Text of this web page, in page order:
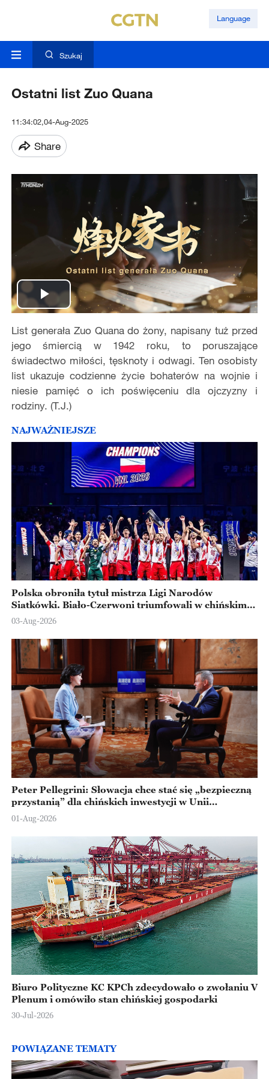
Language
Szukaj
Ostatni list Zuo Quana
11:34:02,04-Aug-2025
Share
Play
Video
List generała Zuo Quana do żony, napisany tuż przed
jego śmiercią w 1942 roku, to poruszające
świadectwo miłości, tęsknoty i odwagi. Ten osobisty
list ukazuje codzienne życie bohaterów na wojnie i
niesie pamięć o ich poświęceniu dla ojczyzny i
rodziny. (T.J.)
NAJWAŻNIEJSZE
Polska obroniła tytuł mistrza Ligi Narodów
Siatkówki. Biało-Czerwoni triumfowali w chińskim
Ningbo
03-Aug-2026
Peter Pellegrini: Słowacja chce stać się „bezpieczną
przystanią” dla chińskich inwestycji w Unii
Europejskiej
01-Aug-2026
Biuro Polityczne KC KPCh zdecydowało o zwołaniu V
Plenum i omówiło stan chińskiej gospodarki
30-Jul-2026
POWIĄZANE TEMATY